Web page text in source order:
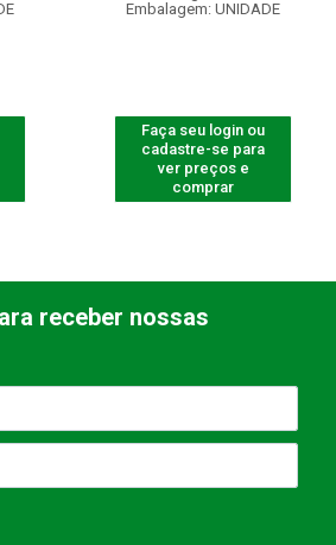
Embalagem: UNIDADE
Faça seu login ou
cadastre-se para
ver preços e
comprar
receber nossas